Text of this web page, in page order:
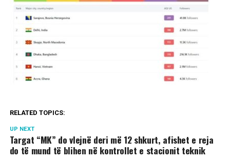
RELATED TOPICS:
UP NEXT
Targat “MK” do vlejnë deri më 12 shkurt, afishet e reja
do të mund të blihen në kontrollet e stacionit teknik